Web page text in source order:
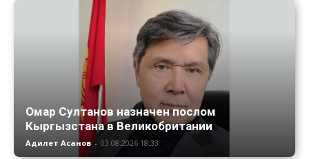
Омар Султанов назначен послом
Кыргызстана в Великобритании
Адилет Асанов - 03.08.2026 18:33